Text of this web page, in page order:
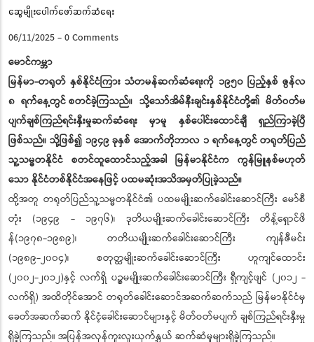
ဆွေမျိုးပေါက်ဖော်ဆက်ဆံရေး
06/11/2025-0 Comments
မောင်ကမ္ဘာ
မြန်မာ-တရုတ် နှစ်နိုင်ငံကြား သံတမန်ဆက်ဆံရေးကို ၁၉၅၀ ပြည့်နှစ် ဇွန်လ
၈ ရက်နေ့တွင်စတင်ခဲ့ကြသည်။ သို့သော်အိမ်နီးချင်းနှစ်နိုင်ငံတို့၏ မိတ်ဝတ်မ
ပျက်ချစ်ကြည်ရင်းနှီးမှုဆက်ဆံရေး မှာမူ နှစ်ပေါင်းထောင်ချီ ရှည်ကြာခဲ့ပြီ
ဖြစ်သည်။ သို့ဖြစ်၍ ၁၉၄၉ ခုနှစ် အောက်တိုဘာလ ၁ ရက်နေ့တွင်တရုတ်ပြည်
သူ့သမ္မတနိုင်ငံ စတင်ထူထောင်သည့်အခါ မြန်မာနိုင်ငံက ကွန်မြူနစ်မဟုတ်
သော နိုင်ငံတစ်နိုင်ငံအနေဖြင့် ပထမဆုံးအသိအမှတ်ပြုခဲ့သည်။
ထို့အတူ တရုတ်ပြည်သူ့သမ္မတနိုင်ငံ၏ ပထမမျိုးဆက်ခေါင်းဆောင်ကြီး မော်စီ
တုံး (၁၉၄၉ - ၁၉၇၆)၊ ဒုတိယမျိုးဆက်ခေါင်းဆောင်ကြီး တိန့်ရှောင်ဖိ
န်(၁၉၇၈-၁၉၈၉)၊ တတိယမျိုးဆက်ခေါင်းဆောင်ကြီး ကျန်ဇီမင်း
(၁၉၈၉-၂၀၀၄)၊ စတုတ္ထမျိုးဆက်ခေါင်းဆောင်ကြီး ဟူကျင်ထောင်း
(၂၀၀၂-၂၀၁၂)နှင့် လက်ရှိ ပဉ္စမမျိုးဆက်ခေါင်းဆောင်ကြီး ရှီကျင့်ဖျင် (၂၀၁၂ -
လက်ရှိ) အထိတိုင်အောင် တရုတ်ခေါင်းဆောင်အဆက်ဆက်သည် မြန်မာနိုင်ငံမှ
ခေတ်အဆက်ဆက် နိုင်ငံ့ခေါင်းဆောင်များနှင့် မိတ်ဝတ်မပျက် ချစ်ကြည်ရင်းနှီးမှု
ရှိခဲ့ကြသည်။ အပြန်အလှန်ကူးလူးယှက်နွှယ် ဆက်ဆံမှုများရှိခဲ့ကြသည်။